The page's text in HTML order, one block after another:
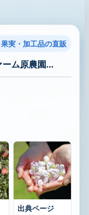
実・加工品の直販
ム原農園...
出典ページ